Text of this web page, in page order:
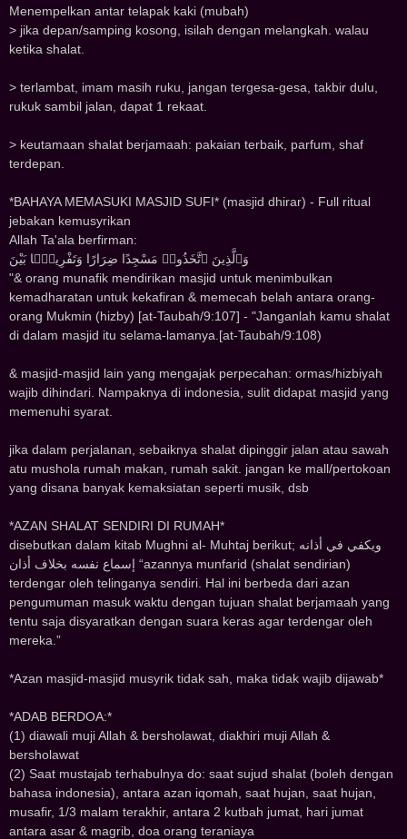
Menemp‌‌elkan antar telap‌‌ak kaki (mubah)
> jika depan/samping kosong, isilah dengan melangkah. walau
ketika shalat.
> terlambat, imam masih ruku, jangan tergesa-gesa, takbir dulu,
rukuk sambil jalan, dapat 1 rekaat.
> keutamaan shalat berjamaah: pakaian terbaik, parfum, shaf
terdepan.
*BAHAYA MEMASUKI MASJID SUFI* (masjid dhirar) - Full ritual
jebakan kemusyrikan
Allah Ta'ala berfirman:
وَٱلَّذِينَ ٱتَّخَذُوا۟ مَسْجِدًا ضِرَارًا وَتَفْرِيقًۢا بَيْنَ
"& orang munafik mendirikan masjid untuk menimbulkan
kemadharatan untuk kekafiran & memecah belah antara orang-
orang Mukmin (hizby) [at-Taubah/9:107] - "Janganlah kamu shalat
di dalam masjid itu selama-lamanya.[at-Taubah/9:108)
& masjid‌‌-masjid ‌‌lain yang mengajak p‌‌erp‌‌ecahan: ormas/hizbiyah
wajib d‌‌ihind‌‌ari. Namp‌‌aknya d‌‌i ind‌‌onesia, sulit d‌‌id‌‌ap‌‌at masjid‌‌ yang
memenuhi syarat.
jika d‌‌alam p‌‌erjalanan, sebaiknya shalat d‌‌ip‌‌inggir jalan atau sawah
atu mushola rumah makan, rumah sakit. jangan ke mall/p‌‌ertokoan
yang d‌‌isana banyak kemaksiatan sep‌‌erti musik, d‌‌sb
*AZAN SHALAT SENDIRI DI RUMAH*
disebutkan dalam kitab Mughni al- Muhtaj berikut; ﻭﻳﻜﻔﻲ ﻓﻲ ﺃﺫﺍﻧﻪ
ﺇﺳﻤﺎﻉ ﻧﻔﺴﻪ ﺑﺨﻼﻑ ﺃﺫﺍﻥ “azannya munfarid (shalat sendirian)
terdengar oleh telinganya sendiri. Hal ini berbeda dari azan
pengumuman masuk waktu dengan tujuan shalat berjamaah yang
tentu saja disyaratkan dengan suara keras agar terdengar oleh
mereka.”
*Azan masjid-masjid musyrik tidak sah, maka tidak wajib dijawab*
*ADAB BERDOA:*
(1) diawali muji Allah & bersholawat, diakhiri muji Allah &
bersholawat
(2) Saat mustajab terhabulnya do: saat sujud shalat (boleh dengan
bahasa indonesia), antara azan iqomah, saat hujan, saat hujan,
musafir, 1/3 malam terakhir, antara 2 kutbah jumat, hari jumat
antara asar & magrib, doa orang teraniaya